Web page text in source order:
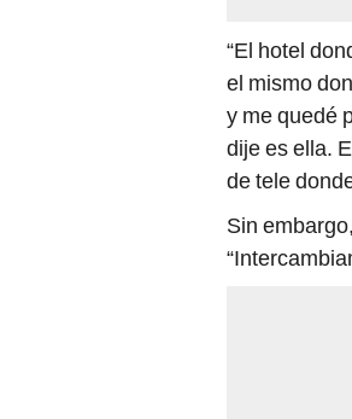
“El hotel
el mismo
y me quedé
dije es ella.
de tele
Sin